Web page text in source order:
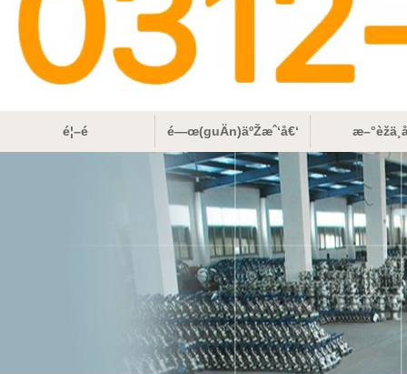
é¦–é  é—œ(guÄn)äºŽæˆ‘å€‘